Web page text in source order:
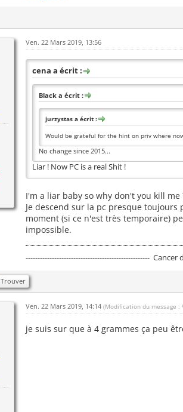
Ven. 22 Mars 2019, 13:56
cena a écrit :
Black a écrit :
jurzystas a écrit :
Would be grateful for the hint on priv where
No change since 2015...
Liar ! Now PC is a real Shit !
I'm a liar baby so why don't you kill me
Je descend sur la pc presque
moment (si ce n'est très temporaire)
impossible.
----------------------------------------------------
Trouver
Ven. 22 Mars 2019, 14:14 (Modification du message
je suis sur que à 4 grammes ça peu